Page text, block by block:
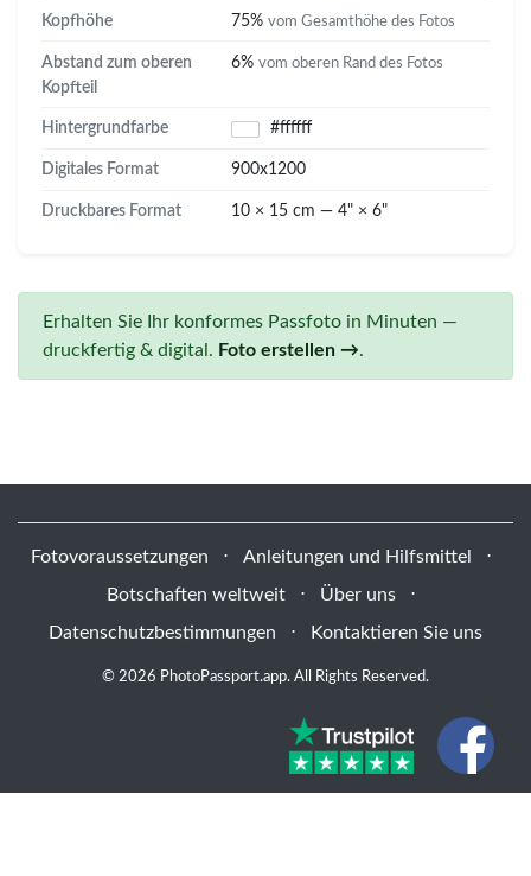
Kopfhöhe 75% vom Gesamthöhe des Fotos
Abstand zum oberen
Kopfteil
6% vom oberen Rand des Fotos
Hintergrundfarbe #ffffff
Digitales Format 900x1200
Druckbares Format 10 × 15 cm — 4" × 6"
Erhalten Sie Ihr konformes Passfoto in Minuten —
druckfertig & digital. Foto erstellen →.
Fotovoraussetzungen ⋅ Anleitungen und Hilfsmittel
⋅
Botschaften weltweit
⋅ Über uns
⋅
Datenschutzbestimmungen
⋅ Kontaktieren Sie uns
© 2026 PhotoPassport.app. All Rights Reserved.